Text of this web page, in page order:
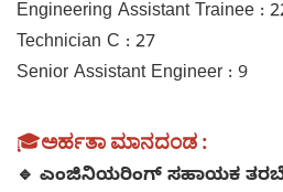
Engineering Assistant Trainee :
Technician C : 27
Senior Assistant Engineer : 9
🎓ಅರ್ಹತಾ ಮಾನದಂಡ :
🔹 ಎಂಜಿನಿಯರಿಂಗ್ ಸಹಾಯಕ